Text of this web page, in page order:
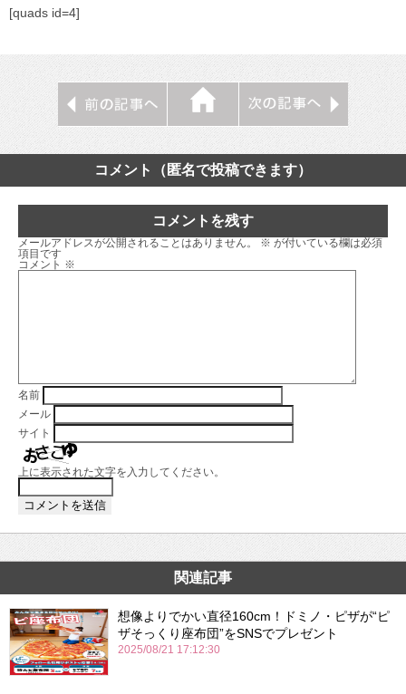
[quads id=4]
コメント（匿名で投稿できます）
コメントを残す
メールアドレスが公開されることはありません。 ※ が付いている欄は必須
項目です
コメント ※
名前
メール
サイト
上に表示された文字を入力してください。
関連記事
想像よりでかい直径160cm！ドミノ・ピザが“ピ
ザそっくり座布団”をSNSでプレゼント
2025/08/21 17:12:30